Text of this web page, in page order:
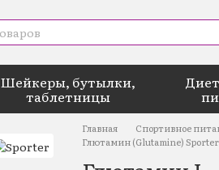
Шейкеры, бутылки,
таблетницы
Главная Спортивное
Глютамин (Glutamine) Sporter